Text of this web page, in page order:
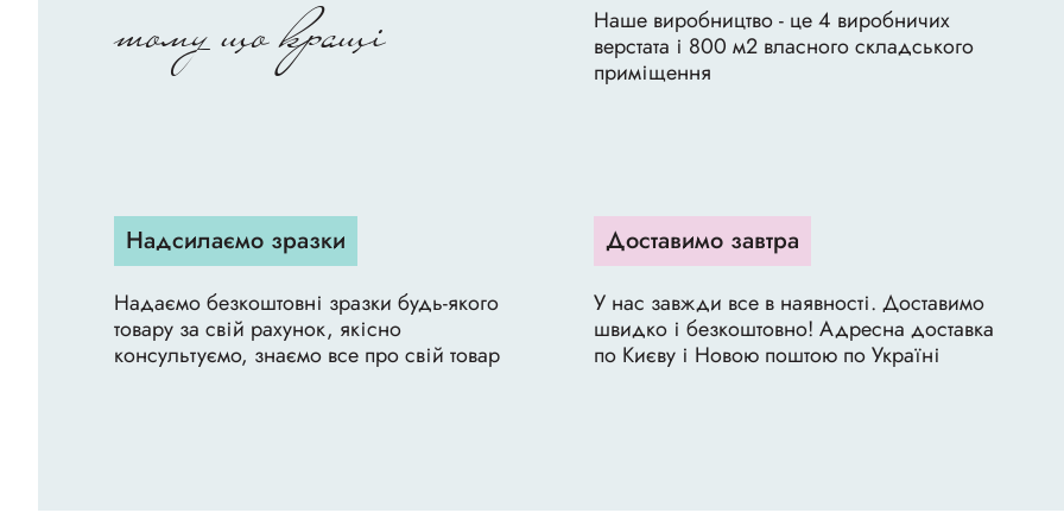
тому що кращі
Наше виробництво - це 4 виробничих
верстата і 800 м2 власного складського
приміщення
Надсилаємо зразки
Надаємо безкоштовні зразки будь-якого
товару за свій рахунок, якісно
консультуємо, знаємо все про свій товар
Доставимо завтра
У нас завжди все в наявності. Доставимо
швидко і безкоштовно! Адресна доставка
по Києву і Новою поштою по Україні